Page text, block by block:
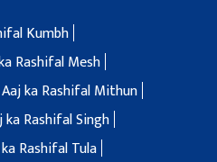
Kumbh
Rashifal Mesh
Aaj ka Rashifal Mithun
ka Rashifal Singh
Rashifal Tula